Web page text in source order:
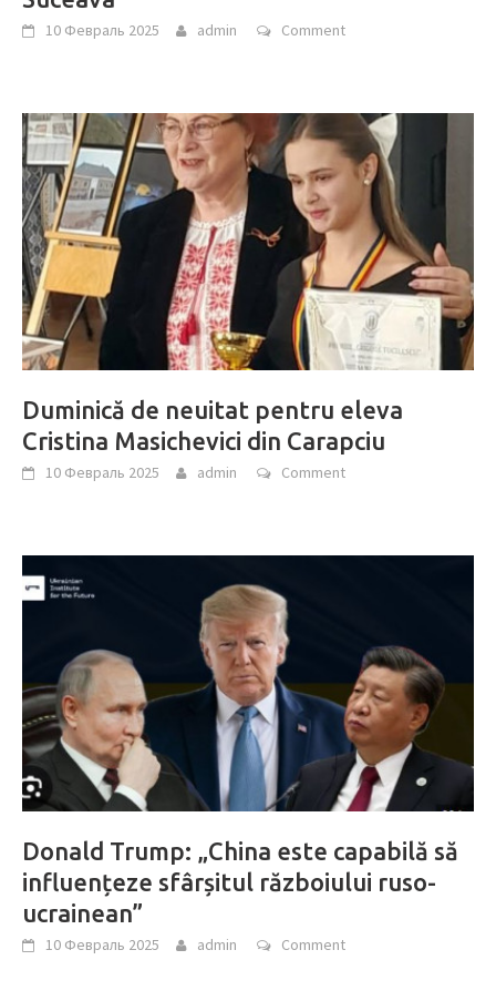
10 Февраль 2025 admin Comment
Duminică de neuitat pentru eleva
Cristina Masichevici din Carapciu
10 Февраль 2025 admin Comment
Donald Trump: „China este capabilă să
influențeze sfârșitul războiului ruso-
ucrainean”
10 Февраль 2025 admin Comment